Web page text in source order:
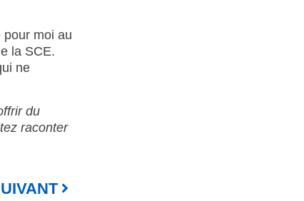
pour moi au
la SCE.
ne
du
raconter